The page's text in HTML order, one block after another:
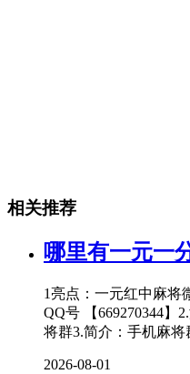
相关推荐
哪里有一元一
1亮点：一元红中麻将
QQ号 【669270344】
将群3.简介：手机麻将
2026-08-01